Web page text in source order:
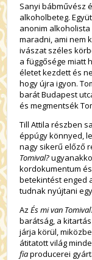
Sanyi bábművész
alkoholbeteg.
anonim
maradni, ami nem
ivászat széles
a függősége miatt
életet kezdett és
hogy újra igyon.
barát Budapest
és megmentsék
Till Attila részben
éppúgy könnyed,
nagy sikerű előző
Tomival?
kordokumentum
betekintést enged
tudnak nyújtani
AzÉs mi van
barátság, a
járja körül,
átitatott világ
fiaproducerei